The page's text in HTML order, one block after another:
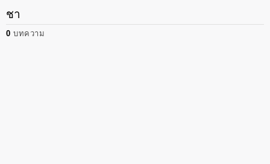
ดูโปรแกรมทั้งหมด
สำนักงาน
ชา
0 บทความ